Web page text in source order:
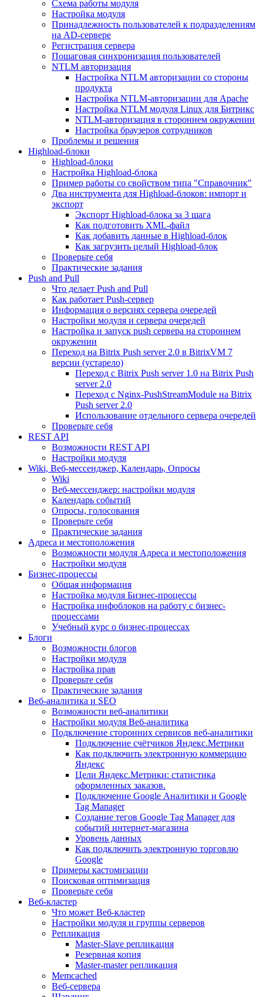
Схема работы модуля
Настройка модуля
Принадлежность пользователей к подразделениям
на AD-сервере
Регистрация сервера
Пошаговая синхронизация пользователей
NTLM авторизация
Настройка NTLM авторизации со стороны
продукта
Настройка NTLM-авторизации для Apache
Настройка NTLM модуля Linux для Битрикс
NTLM-авторизация в стороннем окружении
Настройка браузеров сотрудников
Проблемы и решения
Highload-блоки
Highload-блоки
Настройка Highload-блока
Пример работы со свойством типа "Справочник"
Два инструмента для Highload-блоков: импорт и
экспорт
Экспорт Highload-блока за 3 шага
Как подготовить XML-файл
Как добавить данные в Highload-блок
Как загрузить целый Highload-блок
Проверьте себя
Практические задания
Push and Pull
Что делает Push and Pull
Как работает Push-сервер
Информация о версиях сервера очередей
Настройки модуля и сервера очередей
Настройка и запуск push сервера на стороннем
окружении
Переход на Bitrix Push server 2.0 в BitrixVM 7
версии (устарело)
Переход с Bitrix Push server 1.0 на Bitrix Push
server 2.0
Переход с Nginx-PushStreamModule на Bitrix
Push server 2.0
Использование отдельного сервера очередей
Проверьте себя
REST API
Возможности REST API
Настройки модуля
Wiki, Веб-мессенджер, Календарь, Опросы
Wiki
Веб-мессенджер: настройки модуля
Календарь событий
Опросы, голосования
Проверьте себя
Практические задания
Адреса и местоположения
Возможности модуля Адреса и местоположения
Настройки модуля
Бизнес-процессы
Общая информация
Настройка модуля Бизнес-процессы
Настройка инфоблоков на работу с бизнес-
процессами
Учебный курс о бизнес-процессах
Блоги
Возможности блогов
Настройки модуля
Настройка прав
Проверьте себя
Практические задания
Веб-аналитика и SEO
Возможности веб-аналитики
Настройки модуля Веб-аналитика
Подключение сторонних сервисов веб-аналитики
Подключение счётчиков Яндекс.Метрики
Как подключить электронную коммерцию
Яндекс
Цели Яндекс.Метрики: статистика
оформленных заказов.
Подключение Google Аналитики и Google
Tag Manager
Создание тегов Google Tag Manager для
событий интернет-магазина
Уровень данных
Как подключить электронную торговлю
Google
Примеры кастомизации
Поисковая оптимизация
Проверьте себя
Веб-кластер
Что может Веб-кластер
Настройки модуля и группы серверов
Репликация
Master-Slave репликация
Резервная копия
Master-master репликация
Memcached
Веб-сервера